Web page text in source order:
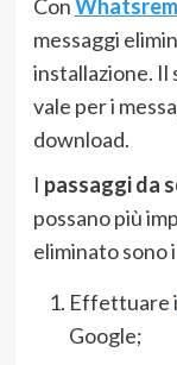
Con
messaggi
installazione. Il
vale per i
download.
I passaggi da
possano più
eliminato sono
Effettuare
Google;